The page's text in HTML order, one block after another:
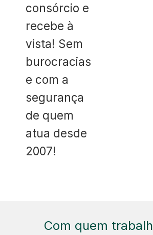
consórcio e
recebe à
vista! Sem
burocracias
e com a
segurança
de quem
atua desde
2007!
Com quem